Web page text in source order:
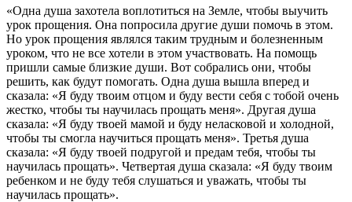
«Одна душа захотела воплотиться на Земле, чтобы выучить
урок прощения. Она попросила другие души помочь в этом.
Но урок прощения являлся таким трудным и болезненным
уроком, что не все хотели в этом участвовать. На помощь
пришли самые близкие души. Вот собрались они, чтобы
решить, как будут помогать. Одна душа вышла вперед и
сказала: «Я буду твоим отцом и буду вести себя с тобой очень
жестко, чтобы ты научилась прощать меня». Другая душа
сказала: «Я буду твоей мамой и буду неласковой и холодной,
чтобы ты смогла научиться прощать меня». Третья душа
сказала: «Я буду твоей подругой и предам тебя, чтобы ты
научилась прощать». Четвертая душа сказала: «Я буду твоим
ребенком и не буду тебя слушаться и уважать, чтобы ты
научилась прощать».